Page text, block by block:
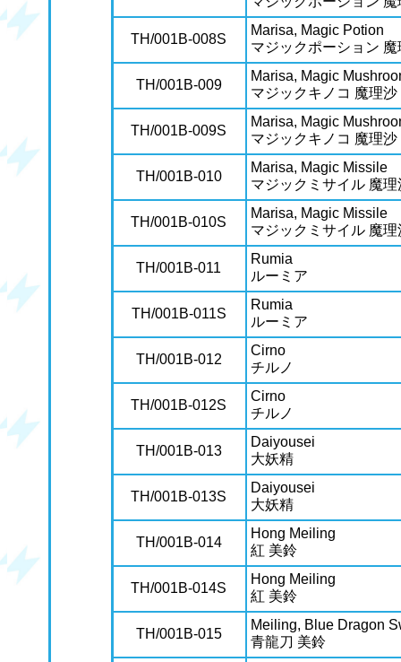
TH/001B-008S
Marisa, Magic Potion
マジックポーション 魔
TH/001B-009
Marisa, Magic
マジックキノコ 魔理沙
TH/001B-009S
Marisa, Magic
マジックキノコ 魔理沙
TH/001B-010
Marisa, Magic Missile
マジックミサイル 魔理
TH/001B-010S
Marisa, Magic Missile
マジックミサイル 魔理
TH/001B-011
Rumia
ルーミア
TH/001B-011S
Rumia
ルーミア
TH/001B-012
Cirno
チルノ
TH/001B-012S
Cirno
チルノ
TH/001B-013
Daiyousei
大妖精
TH/001B-013S
Daiyousei
大妖精
TH/001B-014
Hong Meiling
紅 美鈴
TH/001B-014S
Hong Meiling
紅 美鈴
TH/001B-015
Meiling, Blue Dragon
青龍刀 美鈴